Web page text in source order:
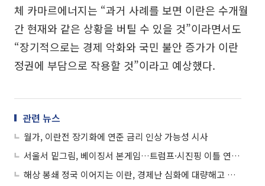
체 카마르에너지는 “과거 사례를 보면 이란은 수개월
간 현재와 같은 상황을 버틸 수 있을 것”이라면서도
“장기적으로는 경제 악화와 국민 불안 증가가 이란
정권에 부담으로 작용할 것”이라고 예상했다.
관련 뉴스
월가, 이란전 장기화에 연준 금리 인상 가능성 시사
서울서 밑그림, 베이징서 본게임…트럼프·시진핑 이틀 연속 회담
해상 봉쇄 정국 이어지는 이란, 경제난 심화에 대량해고 잇따라